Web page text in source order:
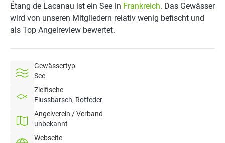
Étang de Lacanau ist ein See in Frankreich. Das Gewässer
wird von unseren Mitgliedern relativ wenig befischt und
als Top Angelreview bewertet.
Gewässertyp
See
Zielfische
Flussbarsch, Rotfeder
Angelverein / Verband
unbekannt
Webseite